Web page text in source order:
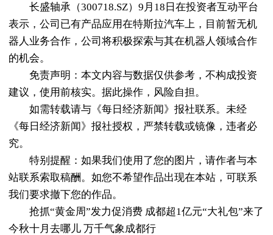
长盛轴承（300718.SZ）9月18日在投资者互动平台
表示，公司已有产品应用在特斯拉汽车上，目前暂无机
器人业务合作，公司将积极探索与其在机器人领域合作
的机会。
免责声明：本文内容与数据仅供参考，不构成投资
建议，使用前核实。据此操作，风险自担。
如需转载请与《每日经济新闻》报社联系。未经
《每日经济新闻》报社授权，严禁转载或镜像，违者必
究。
特别提醒：如果我们使用了您的图片，请作者与本
站联系索取稿酬。如您不希望作品出现在本站，可联系
我们要求撤下您的作品。
抢抓“黄金周”发力促消费 成都超1亿元“大礼包”来了
今秋十月去哪儿 万千气象成都行